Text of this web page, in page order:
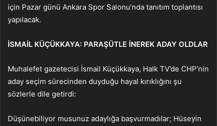
için Pazar günü Ankara Spor Salonu’nda tanıtım toplantısı
yapılacak.
İSMAİL KÜÇÜKKAYA: PARAŞÜTLE İNEREK ADAY OLDLAR
Muhalefet gazetecisi İsmail Küçükkaya, Halk TV’de CHP’nin
aday seçim sürecinden duyduğu hayal kırıklığını şu
sözlerle dile getirdi:
Düşünebiliyor musunuz adaylığa başvurmadılar; Hüseyin